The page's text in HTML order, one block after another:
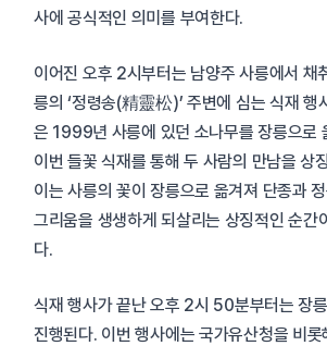
사에 공식적인 의미를 부여한다.
이어진 오후 2시부터는 남양주 사릉에서 채
릉의 ‘정령송(精靈松)’ 주변에 심는 식재 행
은 1999년 사릉에 있던 소나무를 장릉으로
이번 들꽃 식재를 통해 두 사람의 만남을 상
이는 사릉의 꽃이 장릉으로 옮겨져 단종과
그리움을 생생하게 되살리는 상징적인 순간
다.
식재 행사가 끝난 오후 2시 50분부터는 장
진행된다. 이번 행사에는 국가유산청을 비